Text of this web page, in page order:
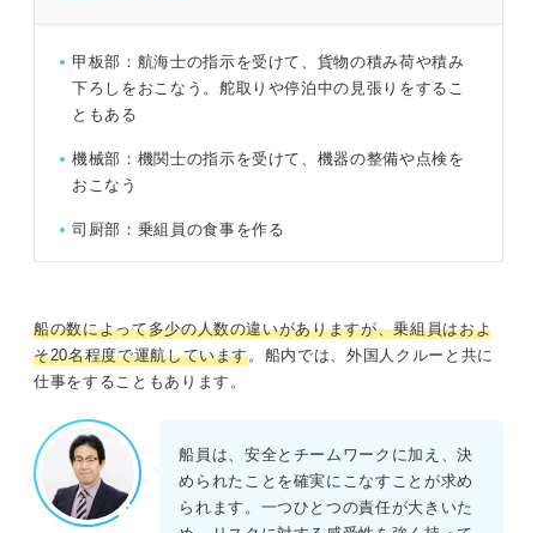
甲板部：航海士の指示を受けて、貨物の積み荷や積み
下ろしをおこなう。舵取りや停泊中の見張りをするこ
ともある
機械部：機関士の指示を受けて、機器の整備や点検を
おこなう
司厨部：乗組員の食事を作る
船の数によって多少の人数の違いがありますが、乗組員はおよ
そ20名程度で運航しています。船内では、外国人クルーと共に
仕事をすることもあります。
船員は、安全とチームワークに加え、決
められたことを確実にこなすことが求め
られます。一つひとつの責任が大きいた